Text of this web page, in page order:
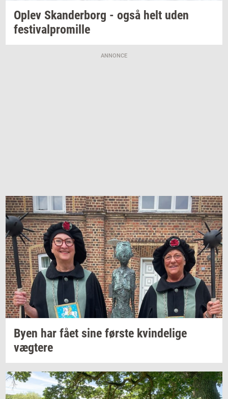
Oplev Skan­der­borg - også helt uden
festi­val­pro­mil­le
ANNONCE
Byen har fået sine før­ste kvin­de­li­ge
væg­te­re